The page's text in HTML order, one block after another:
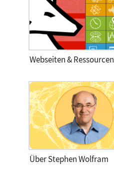
Webseiten & Ressourcen
Über Stephen Wolfram